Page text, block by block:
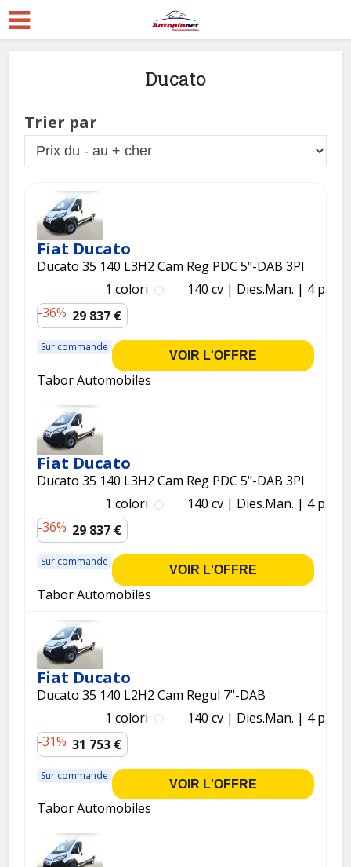
Ducato
Trier par
Fiat Ducato
Ducato 35 140 L3H2 Cam Reg PDC 5"-DAB 3Pl
1 colori
140 cv Dies.Man.
4 p.
-36% 29 837 €
Sur commande
VOIR L'OFFRE
Tabor Automobiles
Fiat Ducato
Ducato 35 140 L3H2 Cam Reg PDC 5"-DAB 3Pl
1 colori
140 cv Dies.Man.
4 p.
-36% 29 837 €
Sur commande
VOIR L'OFFRE
Tabor Automobiles
Fiat Ducato
Ducato 35 140 L2H2 Cam Regul 7"-DAB
1 colori
140 cv Dies.Man.
4 p.
-31% 31 753 €
Sur commande
VOIR L'OFFRE
Tabor Automobiles